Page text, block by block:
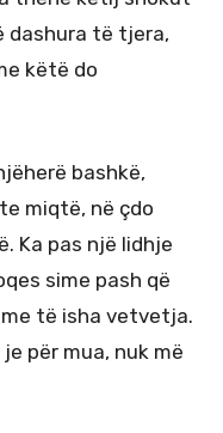
dashura të tjera,
këtë do
bashkë,
miqtë, në çdo
Ka pas një lidhje
sime pash që
të isha vetvetja.
për mua, nuk më